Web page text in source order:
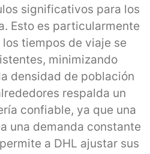
significativos para los
Esto es particularmente
tiempos de viaje se
minimizando
densidad de población
respalda un
confiable, ya que una
una demanda constante
a DHL ajustar sus